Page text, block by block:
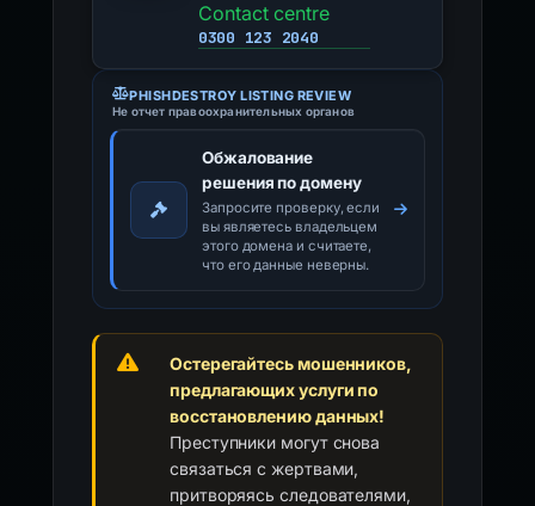
Contact centre
0300 123 2040
PHISHDESTROY LISTING REVIEW
Не отчет правоохранительных органов
Обжалование
решения по домену
Запросите проверку, если
вы являетесь владельцем
этого домена и считаете,
что его данные неверны.
Остерегайтесь мошенников,
предлагающих услуги по
восстановлению данных!
Преступники могут снова
связаться с жертвами,
притворяясь следователями,